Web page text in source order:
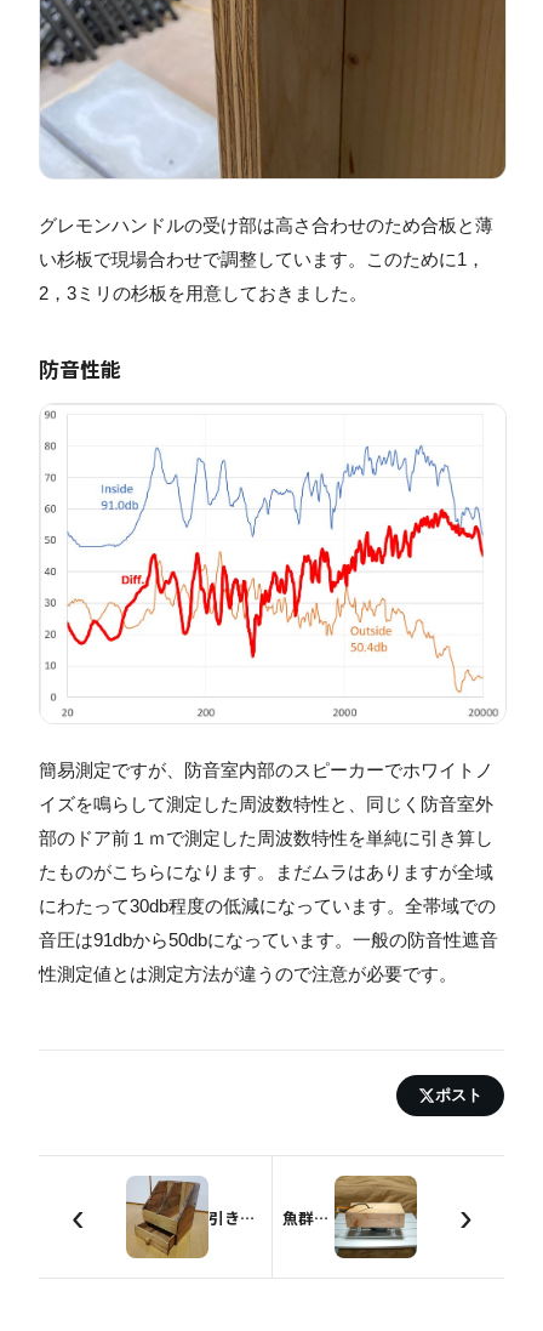
グレモンハンドルの受け部は高さ合わせのため合板と薄
い杉板で現場合わせで調整しています。このために1，
2，3ミリの杉板を用意しておきました。
防音性能
簡易測定ですが、防音室内部のスピーカーでホワイトノ
イズを鳴らして測定した周波数特性と、同じく防音室外
部のドア前１ｍで測定した周波数特性を単純に引き算し
たものがこちらになります。まだムラはありますが全域
にわたって30db程度の低減になっています。全帯域での
音圧は91dbから50dbになっています。一般の防音性遮音
性測定値とは測定方法が違うので注意が必要です。
ポスト
‹ 引き出し付き書類スタンド 魚群探知機の振動子フロート ›